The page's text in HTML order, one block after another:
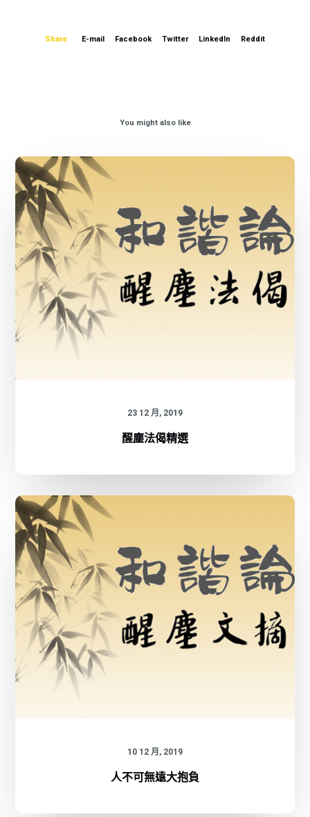
Share E-mail Facebook Twitter LinkedIn Reddit
You might also like
23 12 月, 2019
醒塵法偈精選
10 12 月, 2019
人不可無遠大抱負